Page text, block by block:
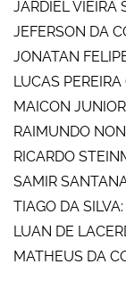
JARDIEL VIEIRA
JEFERSON DA
JONATAN
LUCAS
MAICON
RAIMUNDO
RICARDO
SAMIR
TIAGO DA
LUAN DE
MATHEUS DA